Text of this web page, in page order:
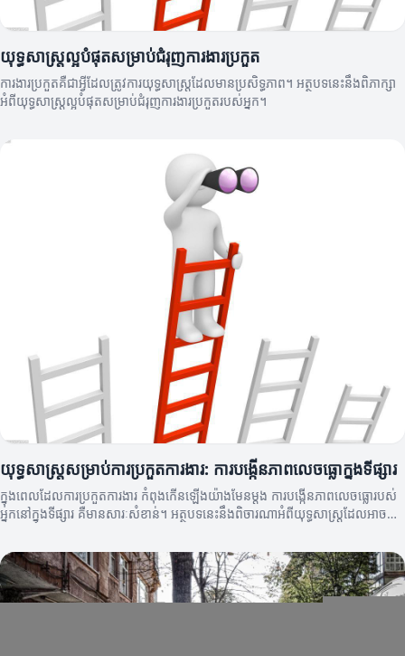
យុទ្ធសាស្ត្រល្អបំផុតសម្រាប់ជំរុញការងារប្រកួត
ការងារប្រកួតគឺជាអ្វីដែលត្រូវការយុទ្ធសាស្ត្រដែលមានប្រសិទ្ធភាព។ អត្ថបទនេះនឹងពិភាក្សា
អំពីយុទ្ធសាស្ត្រល្អបំផុតសម្រាប់ជំរុញការងារប្រកួតរបស់អ្នក។
យុទ្ធសាស្ត្រ​សម្រាប់​ការប្រកួត​ការងារ: ការបង្កើនភាពលេចធ្លោក្នុងទីផ្សារ
ក្នុងពេលដែលការប្រកួតការងារ កំពុងកើនឡើងយ៉ាងមែនម្ដង ការបង្កើនភាពលេចធ្លោរបស់
អ្នកនៅក្នុងទីផ្សារ គឺមានសារៈសំខាន់។ អត្ថបទនេះនឹងពិចារណាអំពីយុទ្ធសាស្ត្រដែលអាច